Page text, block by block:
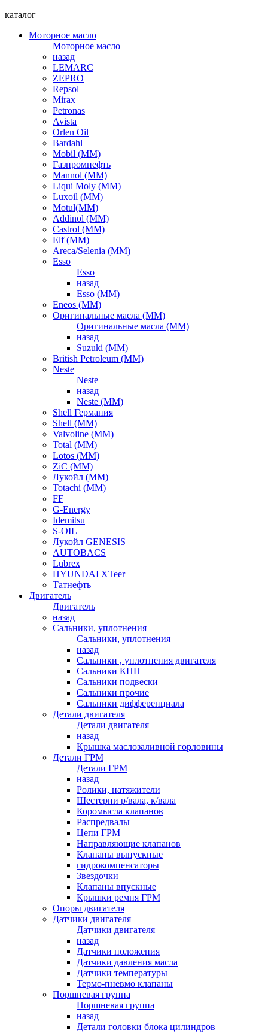
каталог
Моторное масло
Моторное масло
назад
LEMARC
ZEPRO
Repsol
Mirax
Petronas
Avista
Orlen Oil
Bardahl
Mobil (ММ)
Газпромнефть
Mannol (ММ)
Liqui Moly (ММ)
Luxoil (ММ)
Motul(ММ)
Addinol (ММ)
Castrol (ММ)
Elf (ММ)
Areca/Selenia (ММ)
Esso
Esso
назад
Esso (ММ)
Eneos (ММ)
Оригинальные масла (ММ)
Оригинальные масла (ММ)
назад
Suzuki (ММ)
British Petroleum (ММ)
Neste
Neste
назад
Neste (ММ)
Shell Германия
Shell (ММ)
Valvoline (ММ)
Total (ММ)
Lotos (ММ)
ZiC (ММ)
Лукойл (ММ)
Totachi (MM)
FF
G-Energy
Idemitsu
S-OIL
Лукойл GENESIS
AUTOBACS
Lubrex
HYUNDAI XTeer
Татнефть
Двигатель
Двигатель
назад
Сальники, уплотнения
Сальники, уплотнения
назад
Сальники , уплотнения двигателя
Сальники КПП
Сальники подвески
Сальники прочие
Сальники дифференциала
Детали двигателя
Детали двигателя
назад
Крышка маслозаливной горловины
Детали ГРМ
Детали ГРМ
назад
Ролики, натяжители
Шестерни р/вала, к/вала
Коромысла клапанов
Распредвалы
Цепи ГРМ
Направляющие клапанов
Клапаны выпускные
гидрокомпенсаторы
Звездочки
Клапаны впускные
Крышки ремня ГРМ
Опоры двигателя
Датчики двигателя
Датчики двигателя
назад
Датчики положения
Датчики давления масла
Датчики температуры
Термо-пневмо клапаны
Поршневая группа
Поршневая группа
назад
Детали головки блока цилиндров